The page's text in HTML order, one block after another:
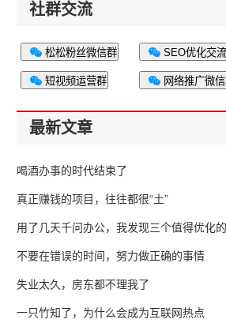
社群交流
松松粉丝微信群 SEO优化交
短视频运营群 网络推广微
最新文章
喝酒办事的时代结束了
真正赚钱的项目，往往都很“土”
用了几天千问办公，我发现三个值得优化
不要在错误的时间，努力做正确的事情
失业太久，房东都不理我了
一只竹知了，为什么会成为互联网热点